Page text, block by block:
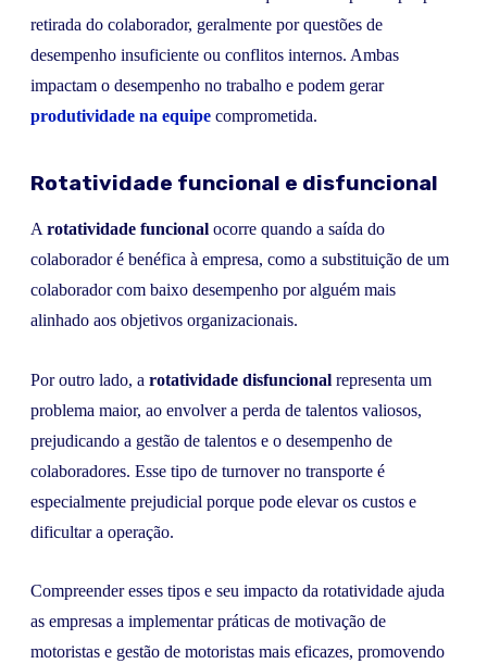
retirada do colaborador, geralmente por questões de
desempenho insuficiente ou conflitos internos. Ambas
impactam o desempenho no trabalho e podem gerar
produtividade na equipe comprometida.
Rotatividade funcional e disfuncional
Arotatividade funcional ocorre quando a saída do
colaborador é benéfica à empresa, como a substituição de um
colaborador com baixo desempenho por alguém mais
alinhado aos objetivos organizacionais.
Por outro lado, a rotatividade disfuncional representa um
problema maior, ao envolver a perda de talentos valiosos,
prejudicando a gestão de talentos e o desempenho de
colaboradores. Esse tipo de turnover no transporte é
especialmente prejudicial porque pode elevar os custos e
dificultar a operação.
Compreender esses tipos e seu impacto da rotatividade ajuda
as empresas a implementar práticas de motivação de
motoristas e gestão de motoristas mais eficazes, promovendo